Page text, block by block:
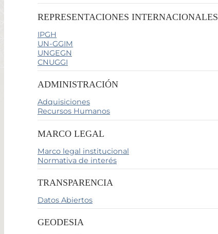
REPRESENTACIONES INTERNACIONALES
IPGH
UN-GGIM
UNGEGN
CNUGGI
ADMINISTRACIÓN
Adquisiciones
Recursos Humanos
MARCO LEGAL
Marco legal institucional
Normativa de interés
TRANSPARENCIA
Datos Abiertos
GEODESIA